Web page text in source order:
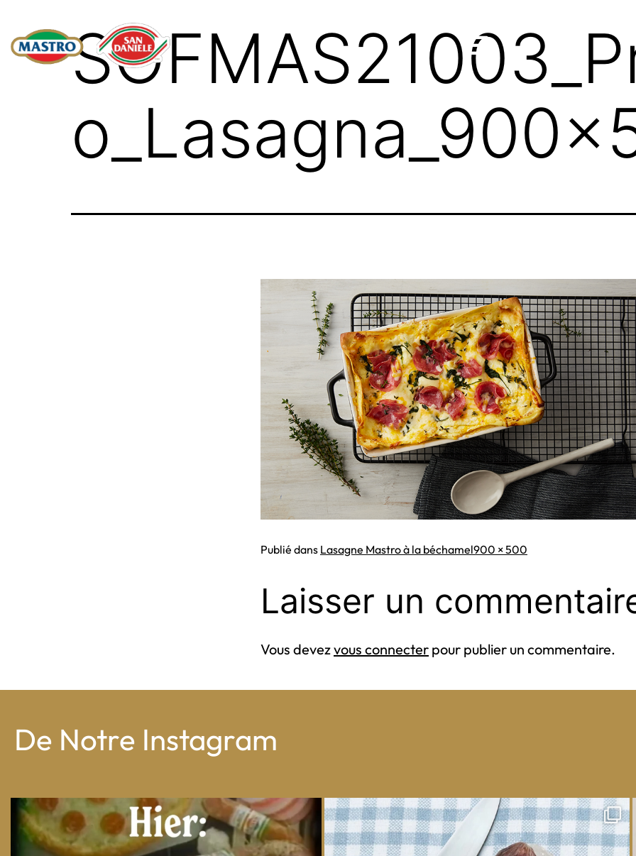
Publié dans Lasagne Mastro à la béchamelTaille
900 × 500
Laisser un
Vous devezvous connecter pour publier un commentaire.
De Notre Instagram
From wood-paneled basements to candlelit condo...
8 0
One whole Mastro® Cacciatore Salami, so many
ways...